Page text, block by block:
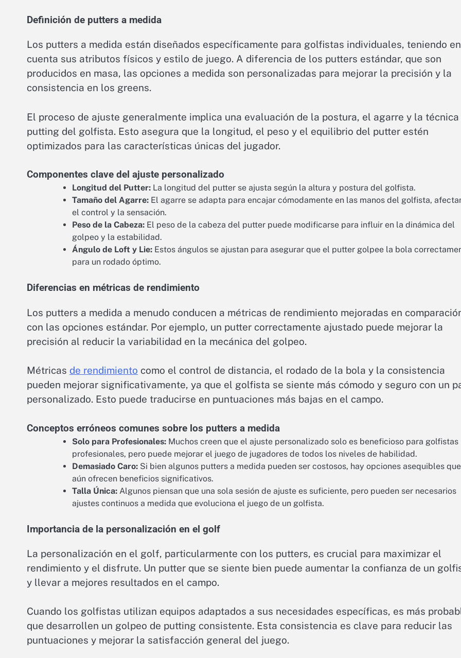
Definición de putters a medida
Los putters a medida están diseñados específicamente para golfistas individuales, teniendo en
cuenta sus atributos físicos y estilo de juego. A diferencia de los putters estándar, que son
producidos en masa, las opciones a medida son personalizadas para mejorar la precisión y la
consistencia en los greens.
El proceso de ajuste generalmente implica una evaluación de la postura, el agarre y la técnica
putting del golfista. Esto asegura que la longitud, el peso y el equilibrio del putter estén
optimizados para las características únicas del jugador.
Componentes clave del ajuste personalizado
Longitud del Putter: La longitud del putter se ajusta según la altura y postura del golfista.
Tamaño del Agarre: El agarre se adapta para encajar cómodamente en las manos del golfista,
el control y la sensación.
Peso de la Cabeza: El peso de la cabeza del putter puede modificarse para influir en la dinámica del
golpeo y la estabilidad.
Ángulo de Loft y Lie: Estos ángulos se ajustan para asegurar que el putter golpee la bola
para un rodado óptimo.
Diferencias en métricas de rendimiento
Los putters a medida a menudo conducen a métricas de rendimiento mejoradas en
con las opciones estándar. Por ejemplo, un putter correctamente ajustado puede mejorar la
precisión al reducir la variabilidad en la mecánica del golpeo.
Métricas de rendimiento como el control de distancia, el rodado de la bola y la consistencia
pueden mejorar significativamente, ya que el golfista se siente más cómodo y seguro con un
personalizado. Esto puede traducirse en puntuaciones más bajas en el campo.
Conceptos erróneos comunes sobre los putters a medida
Solo para Profesionales: Muchos creen que el ajuste personalizado solo es beneficioso para golfistas
profesionales, pero puede mejorar el juego de jugadores de todos los niveles de habilidad.
Demasiado Caro: Si bien algunos putters a medida pueden ser costosos, hay opciones asequibles que
aún ofrecen beneficios significativos.
Talla Única: Algunos piensan que una sola sesión de ajuste es suficiente, pero pueden ser necesarios
ajustes continuos a medida que evoluciona el juego de un golfista.
Importancia de la personalización en el golf
La personalización en el golf, particularmente con los putters, es crucial para maximizar el
rendimiento y el disfrute. Un putter que se siente bien puede aumentar la confianza de un
y llevar a mejores resultados en el campo.
Cuando los golfistas utilizan equipos adaptados a sus necesidades específicas, es más
que desarrollen un golpeo de putting consistente. Esta consistencia es clave para reducir las
puntuaciones y mejorar la satisfacción general del juego.